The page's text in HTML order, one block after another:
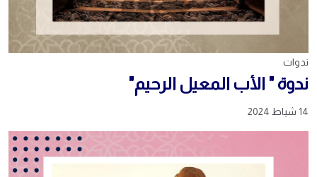
ندوات
ندوة " الأب المعيل الرحيم"
14 شباط 2024